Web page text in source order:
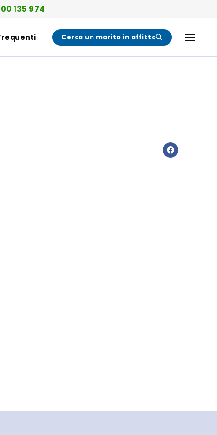
135 974
Cerca un marito in affitto